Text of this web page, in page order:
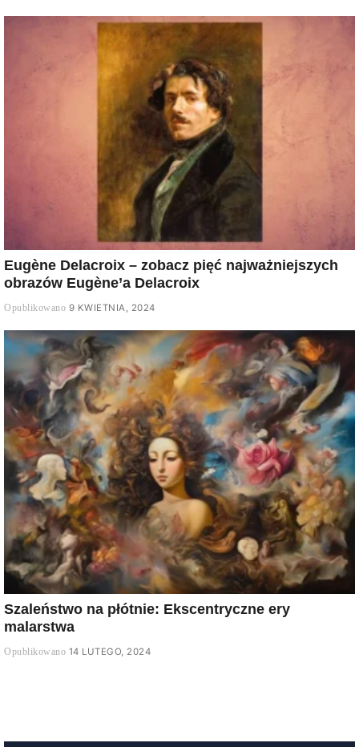
Eugène Delacroix – zobacz pięć najważniejszych
obrazów Eugène’a Delacroix
9 KWIETNIA, 2024
Szaleństwo na płótnie: Ekscentryczne ery
malarstwa
14 LUTEGO, 2024